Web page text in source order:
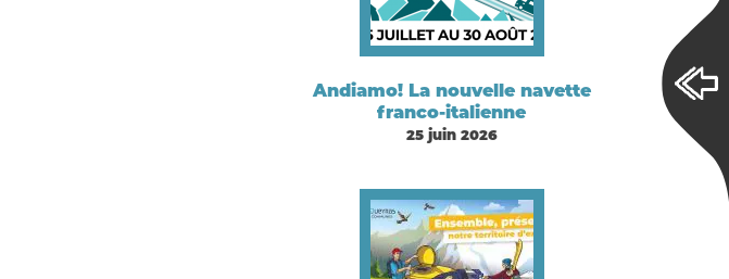
Andiamo! La nouvelle navette
franco-italienne
25 juin 2026